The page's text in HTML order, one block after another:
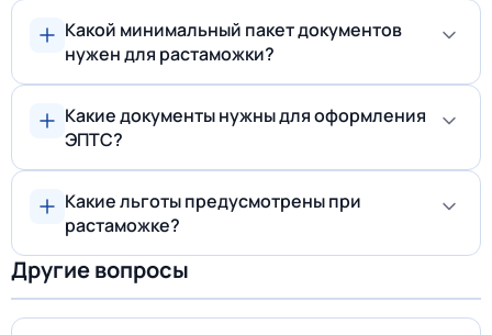
Какой минимальный пакет документов
нужен для растаможки?
Какие документы нужны для оформления
ЭПТС?
Какие льготы предусмотрены при
растаможке?
Другие вопросы